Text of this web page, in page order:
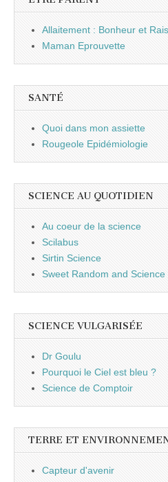
Allaitement : Bonheur et
Maman Eprouvette
SANTÉ
Quoi dans mon assiette
Rougeole Epidémiologie
SCIENCE AU QUOTIDIEN
Au coeur de la science
Scilabus
Sirtin Science
Sweet Random and Science
SCIENCE VULGARISÉE
Dr Goulu
Pourquoi le Ciel est bleu ?
Science de Comptoir
TERRE ET
Capteur d'avenir